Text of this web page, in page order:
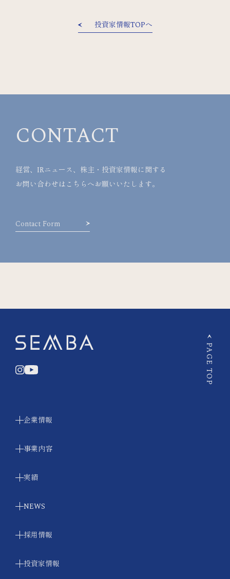
投資家情報TOPへ
CONTACT
経営、IRニュース、株主・投資家情報に関する
お問い合わせはこちらへお願いいたします。
Contact Form
PAGE TOP
企業情報
SEMBAの想い
会社概要
SEMBAの考えるDX
事業内容
エシカルデザイン
船場のワークプレイスづくりの考え方
実績
働く場：オフィス・ショールーム
学ぶ場：学校・文化施設・図書館
NEWS
トピックス
採用情報
投資家情報